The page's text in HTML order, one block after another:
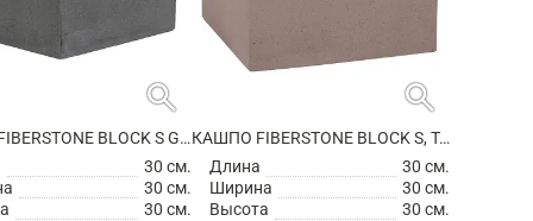
search
КАШПО FIBERSTONE BLOCK S GREY
30 см.
30 см.
30 см.
search
КАШПО FIBERSTONE BLOCK S, TAUPE
Длина
30 см.
Ширина
30 см.
Высота
30 см.